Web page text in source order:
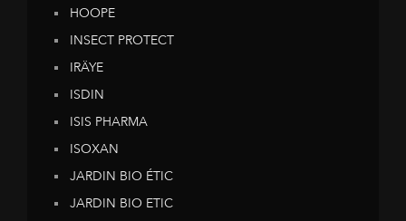
HOOPE
INSECT PROTECT
IRÄYE
ISDIN
ISIS PHARMA
ISOXAN
JARDIN BIO ÉTIC
JARDIN BIO ETIC